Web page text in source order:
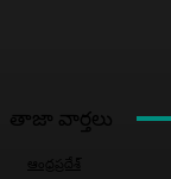
తాజా వార్తలు
ఆంధ్రప్రదేశ్